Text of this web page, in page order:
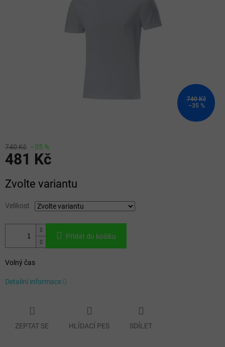
740 Kč
–35 %
740 Kč –35 %
481 Kč
cena:
Zvolte variantu
Velikost
Přidat do košíku
Volný čas
Detailní informace
ZEPTAT SE HLÍDACÍ PES SDÍLET